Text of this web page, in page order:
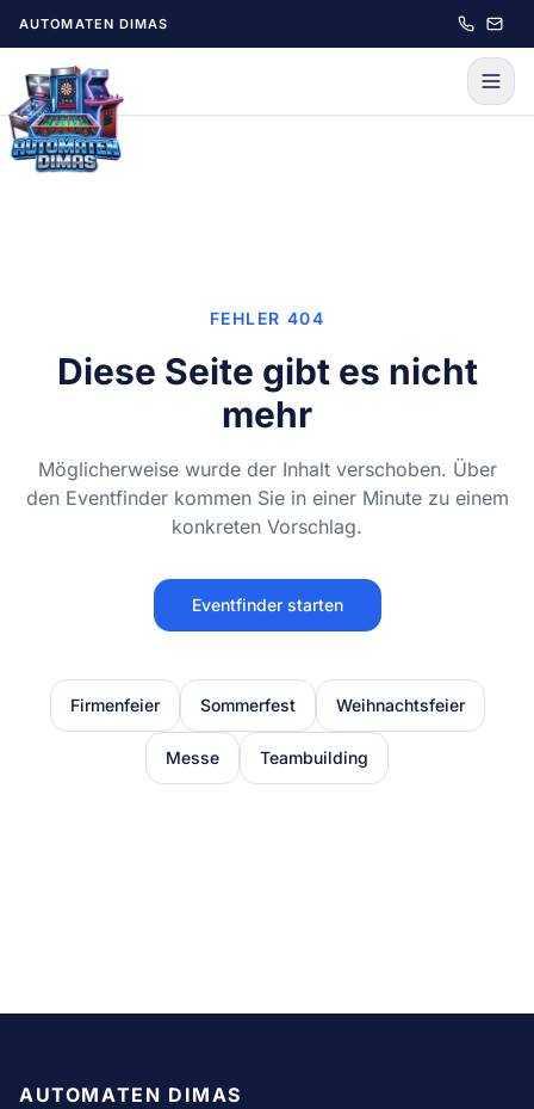
Zum Hauptinhalt springen
AUTOMATEN DIMAS
FEHLER 404
Diese Seite gibt es nicht
mehr
Möglicherweise wurde der Inhalt verschoben. Über
den Eventfinder kommen Sie in einer Minute zu einem
konkreten Vorschlag.
Eventfinder starten
Firmenfeier Sommerfest Weihnachtsfeier
Messe Teambuilding
AUTOMATEN DIMAS